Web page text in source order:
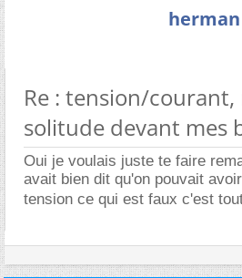
herman
Re : tension/
solitude devant mes
Oui je voulais juste te faire
avait bien dit qu'on pouvait
tension ce qui est faux c'est